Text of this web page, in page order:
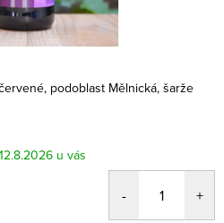
podoblast Mělnická, šarže
12.8.2026